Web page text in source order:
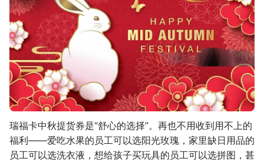
瑞福卡中秋提货券是“舒心的选择”。再也不用收到用不上的
福利——爱吃水果的员工可以选阳光玫瑰，家里缺日用品的
员工可以选洗衣液，想给孩子买玩具的员工可以选拼图，甚